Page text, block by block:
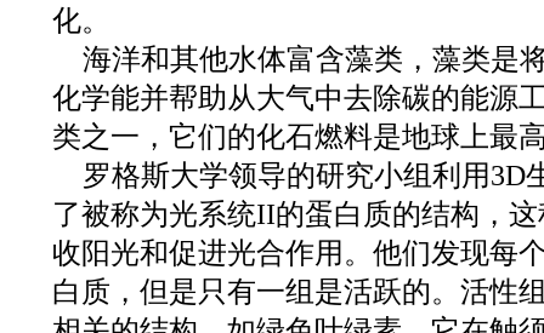
化。
海洋和其他水体富含藻类，藻类是
化学能并帮助从大气中去除碳的能源
类之一，它们的化石燃料是地球上最
罗格斯大学领导的研究小组利用3D
了被称为光系统II的蛋白质的结构，
收阳光和促进光合作用。他们发现每
白质，但是只有一组是活跃的。活性